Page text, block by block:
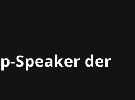
Speaker der